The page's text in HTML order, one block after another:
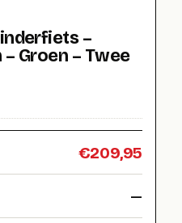
–
Groen – Twee
€209,95
—